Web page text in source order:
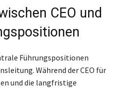
CEO und
Führungspositionen
Während der CEO für
und die langfristige